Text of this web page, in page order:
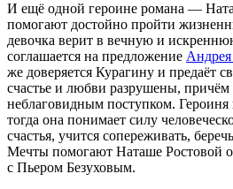
И ещё одной героине романа —
помогают достойно пройти
девочка верит в вечную и
соглашается на предложение Андрея
же доверяется Курагину и предаёт
счастье и любви разрушены, причём
неблаговидным поступком.
тогда она понимает силу
счастья, учится сопереживать,
Мечты помогают Наташе Ростовой
с Пьером Безуховым.